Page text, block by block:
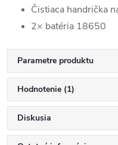
Čistiaca handrička
2× batéria 18650
Parametre produktu
Hodnotenie (1)
Diskusia